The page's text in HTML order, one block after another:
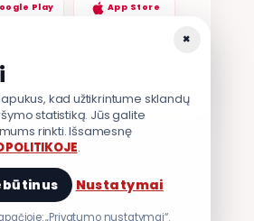
Play App Store
×
kad užtikrintume sklandų
statistiką. Jūs galite
rinkti. Išsamesnę
POLITIKOJE.
Nustatymai
„Privatumo nustatymai“.